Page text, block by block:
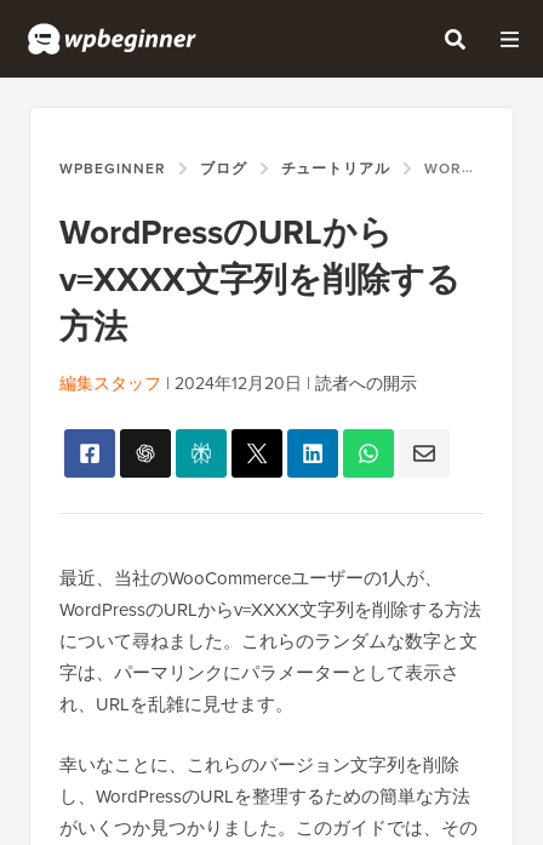
WPBEGINNER ブログ チュートリアル WORDPRESSのURLからV=XXXX文字列を削除する方法
WordPressのURLから
v=XXXX文字列を削除する
方法
編集スタッフ | 2024年12月20日 | 読者への開示
最近、当社のWooCommerceユーザーの1人が、
WordPressのURLからv=XXXX文字列を削除する方法
について尋ねました。これらのランダムな数字と文
字は、パーマリンクにパラメーターとして表示さ
れ、URLを乱雑に見せます。
幸いなことに、これらのバージョン文字列を削除
し、WordPressのURLを整理するための簡単な方法
がいくつか見つかりました。このガイドでは、その